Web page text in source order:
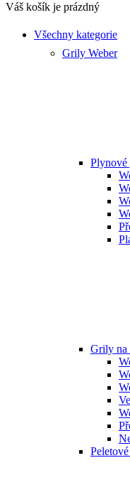
Váš košík je prázdný
Všechny kategorie
Grily Weber
Grily na